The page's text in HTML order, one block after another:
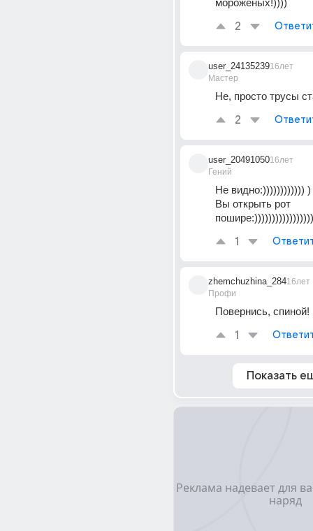
мороженых!))))
2
user_24135239
Мастер
16лет
Не, просто трусы
2
user_20491050
Гений
16лет
Не видно:))))))))))))
Вы открыть рот
1
zhemchuzhina_284
Профи
16лет
Повернись, спиной!
1
Показать